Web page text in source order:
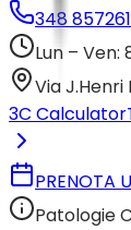
348
Lun – Ven:
Via J.Henri
3C Calculator
PRENOTA
Patologie